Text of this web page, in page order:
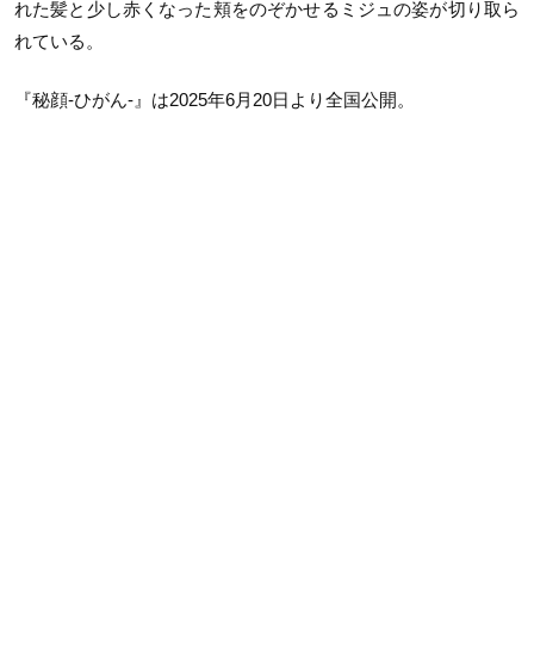
れた髪と少し赤くなった頬をのぞかせるミジュの姿が切り取ら
れている。
『秘顔-ひがん-』は2025年6月20日より全国公開。